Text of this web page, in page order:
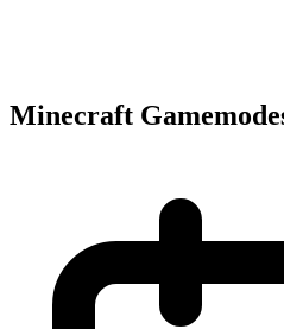
Minecraft